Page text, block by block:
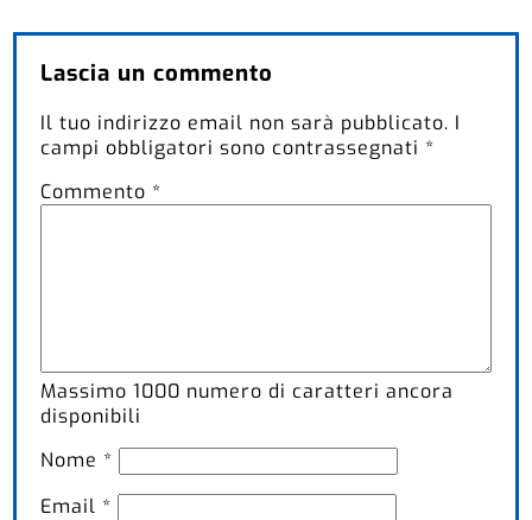
Lascia un commento
Il tuo indirizzo email non sarà pubblicato. I
campi obbligatori sono contrassegnati *
Commento *
Massimo1000 numero di caratteri ancora
disponibili
Nome *
Email *